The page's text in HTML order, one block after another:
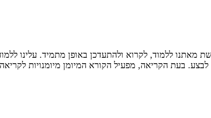
מאתנו ללמוד, לקרוא ולהתעדכן באופן מתמיד. עלינו
בעת הקריאה, מפעיל הקורא המיומן מיומנויות